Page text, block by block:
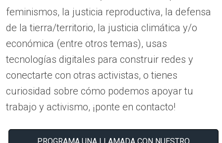
feminismos, la justicia reproductiva, la defensa
de la tierra/territorio, la justicia climática y/o
económica (entre otros temas), usas
tecnologías digitales para construir redes y
conectarte con otras activistas, o tienes
curiosidad sobre cómo podemos apoyar tu
trabajo y activismo, ¡ponte en contacto!